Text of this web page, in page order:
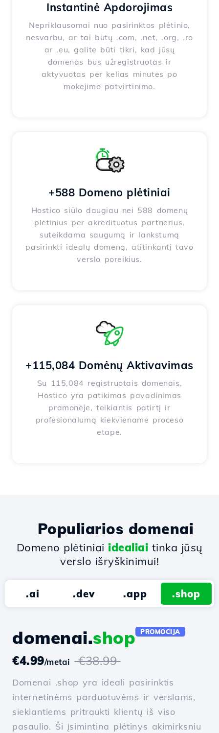
Instantinė Apdorojimas
Nepriklausomai nuo pasirinktos plėtinio,
nesvarbu, ar tai būtų .com, .net, .org, .ro
ar .eu, galite būti tikri, kad jūsų
domenas bus užregistruotas ir
aktyvuotas per kelias minutes po
mokėjimo patvirtinimo.
+588 Domeno plėtiniai
Hostico siūlo daugiau nei 588 domenų
plėtinius per akredituotus partnerius,
suteikdama saugumą ir lankstumą
pasirinkti idealų domeną, atitinkantį tavo
verslo poreikius.
+115,084 Domėnų Aktivavimas
Su 115,084 registruotais domenais,
Hostico yra patikimas pavadinimas
pramonėje, teikiantis patirtį ir
profesionalumą kiekviename proceso
etape.
Populiarios domenai
Domeno plėtiniai idealiai tinka jūsų
verslo išryškinimui!
.ai .dev .app .shop
domenai.shop PROMOCIJA
€4.99/metai €38.99
Domenai .shop yra ideali pasirinktis
internetinėms parduotuvėms ir verslams,
siekiantiems pritraukti klientų iš viso
pasaulio. Ši įsimintina plėtinys akimirksniu